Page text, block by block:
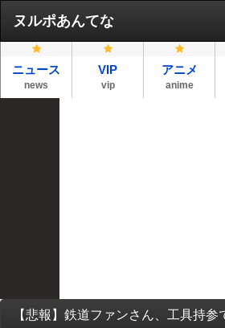
ヌルポあんてな
ニュース
news
VIP
vip
アニメ
anime